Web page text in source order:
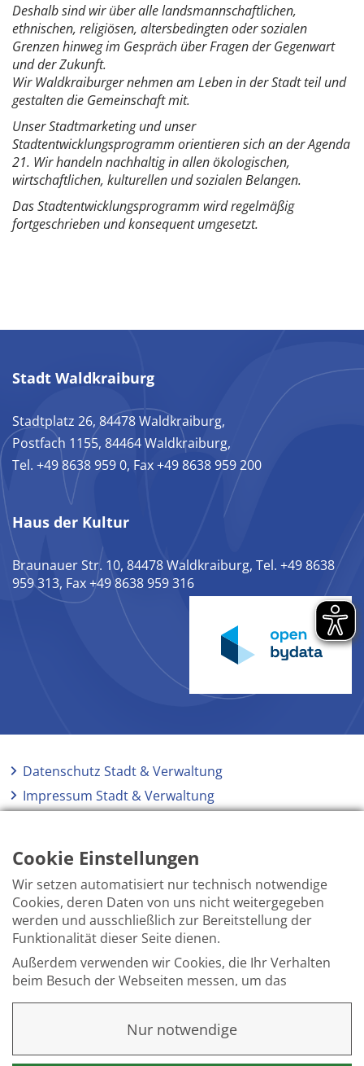
Deshalb sind wir über alle landsmannschaftlichen,
ethnischen, religiösen, altersbedingten oder sozialen
Grenzen hinweg im Gespräch über Fragen der Gegenwart
und der Zukunft.
Wir Waldkraiburger nehmen am Leben in der Stadt teil und
gestalten die Gemeinschaft mit.
Unser Stadtmarketing und unser
Stadtentwicklungsprogramm orientieren sich an der Agenda
21. Wir handeln nachhaltig in allen ökologischen,
wirtschaftlichen, kulturellen und sozialen Belangen.
Das Stadtentwicklungsprogramm wird regelmäßig
fortgeschrieben und konsequent umgesetzt.
Stadt Waldkraiburg
Stadtplatz 26, 84478 Waldkraiburg,
Postfach 1155, 84464 Waldkraiburg,
Tel. +49 8638 959 0, Fax +49 8638 959 200
Haus der Kultur
Braunauer Str. 10, 84478 Waldkraiburg, Tel. +49 8638
959 313, Fax +49 8638 959 316
Datenschutz Stadt & Verwaltung
Impressum Stadt & Verwaltung
Cookie Einstellungen
Wir setzen automatisiert nur technisch notwendige
Cookies, deren Daten von uns nicht weitergegeben
werden und ausschließlich zur Bereitstellung der
Funktionalität dieser Seite dienen.
Außerdem verwenden wir Cookies, die Ihr Verhalten
beim Besuch der Webseiten messen, um das
Interesse unserer Besucher besser kennen zu
eine Identifikation Ihrer Person erfolgt nicht.
Weitere Informationen finden Sie in unserer
Nur notwendige